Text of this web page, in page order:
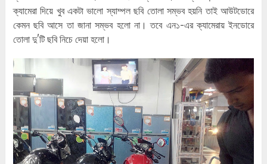
ক্যামেরা দিয়ে খুব একটা ভালো স্যাম্পল ছবি তোলা সম্ভব হয়নি তাই আউটডোরে
কেমন ছবি আসে তা জানা সম্ভব হলো না। তবে এন১-এর ক্যামেরায় ইনডোরে
তোলা দু’টি ছবি নিচে দেয়া হলো।